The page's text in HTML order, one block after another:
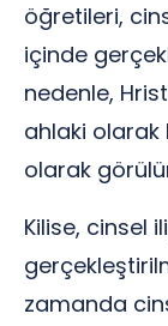
öğretileri,
içinde
nedenle,
ahlaki olarak
olarak
Kilise, cinsel
zamanda